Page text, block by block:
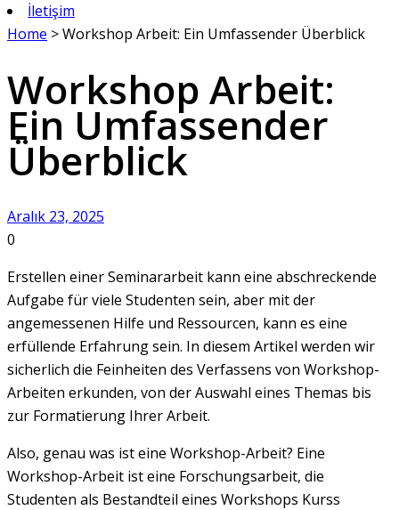
İletişim
Home >Workshop Arbeit: Ein Umfassender Überblick
Workshop Arbeit:
Ein Umfassender
Überblick
Aralık 23, 2025
0
Erstellen einer Seminararbeit kann eine abschreckende
Aufgabe für viele Studenten sein, aber mit der
angemessenen Hilfe und Ressourcen, kann es eine
erfüllende Erfahrung sein. In diesem Artikel werden wir
sicherlich die Feinheiten des Verfassens von Workshop-
Arbeiten erkunden, von der Auswahl eines Themas bis
zur Formatierung Ihrer Arbeit.
Also, genau was ist eine Workshop-Arbeit? Eine
Workshop-Arbeit ist eine Forschungsarbeit, die
Studenten als Bestandteil eines Workshops Kurss